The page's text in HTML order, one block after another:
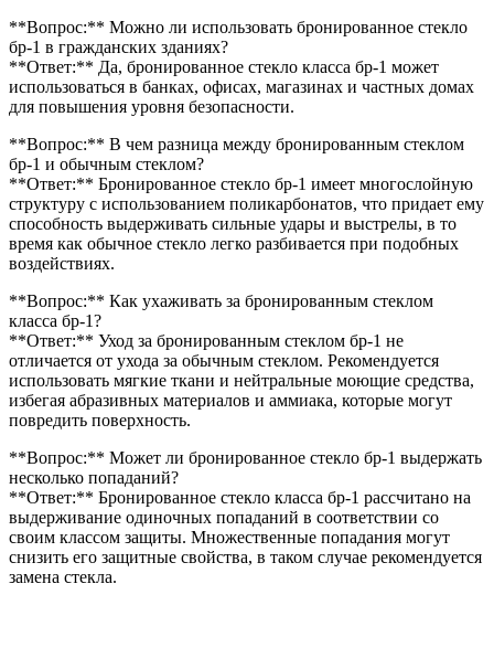
**Вопрос:** Можно ли использовать бронированное стекло
бр-1 в гражданских зданиях?
**Ответ:** Да, бронированное стекло класса бр-1 может
использоваться в банках, офисах, магазинах и частных домах
для повышения уровня безопасности.
**Вопрос:** В чем разница между бронированным стеклом
бр-1 и обычным стеклом?
**Ответ:** Бронированное стекло бр-1 имеет многослойную
структуру с использованием поликарбонатов, что придает ему
способность выдерживать сильные удары и выстрелы, в то
время как обычное стекло легко разбивается при подобных
воздействиях.
**Вопрос:** Как ухаживать за бронированным стеклом
класса бр-1?
**Ответ:** Уход за бронированным стеклом бр-1 не
отличается от ухода за обычным стеклом. Рекомендуется
использовать мягкие ткани и нейтральные моющие средства,
избегая абразивных материалов и аммиака, которые могут
повредить поверхность.
**Вопрос:** Может ли бронированное стекло бр-1 выдержать
несколько попаданий?
**Ответ:** Бронированное стекло класса бр-1 рассчитано на
выдерживание одиночных попаданий в соответствии со
своим классом защиты. Множественные попадания могут
снизить его защитные свойства, в таком случае рекомендуется
замена стекла.